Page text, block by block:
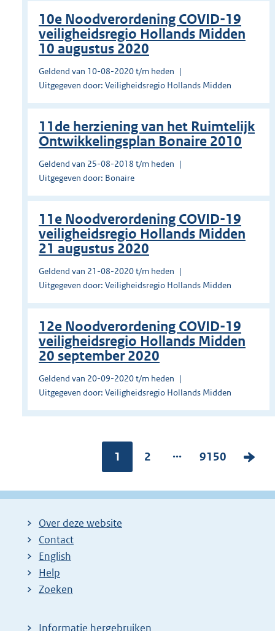
10e Noodverordening COVID-19
veiligheidsregio Hollands Midden
10 augustus 2020
Geldend van 10-08-2020 t/m heden
Uitgegeven door: Veiligheidsregio Hollands Midden
11de herziening van het Ruimtelijk
Ontwikkelingsplan Bonaire 2010
Geldend van 25-08-2018 t/m heden
Uitgegeven door: Bonaire
11e Noodverordening COVID-19
veiligheidsregio Hollands Midden
21 augustus 2020
Geldend van 21-08-2020 t/m heden
Uitgegeven door: Veiligheidsregio Hollands Midden
12e Noodverordening COVID-19
veiligheidsregio Hollands Midden
20 september 2020
Geldend van 20-09-2020 t/m heden
Uitgegeven door: Veiligheidsregio Hollands Midden
Pagina:
1
P
g
2 ...
P
g
9150
V
l
Over deze website
Contact
English
Help
Zoeken
Informatie hergebruiken